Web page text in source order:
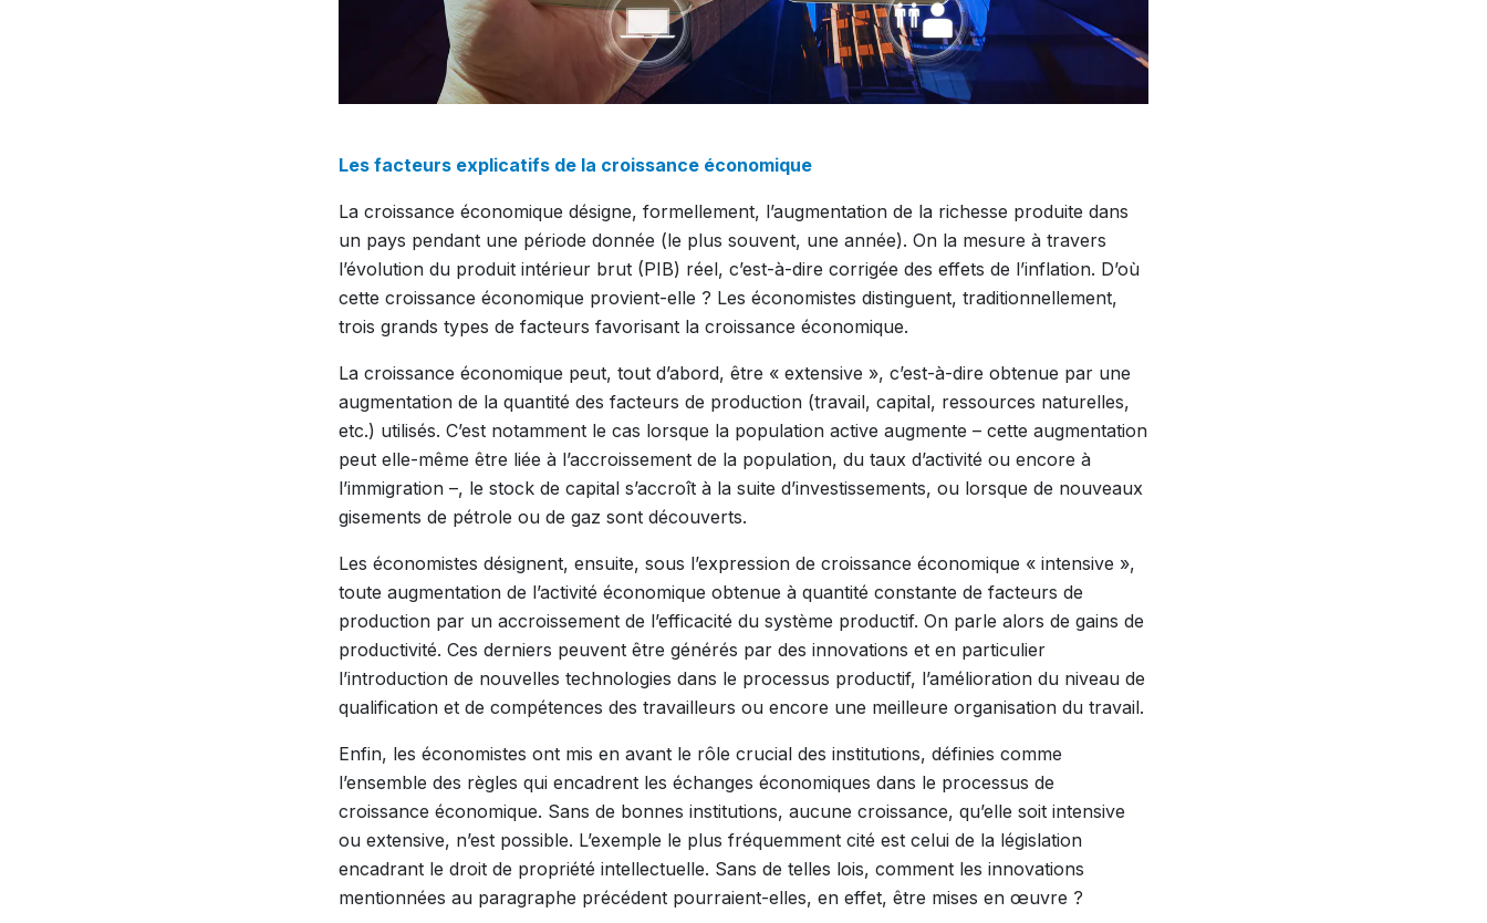
Les facteurs explicatifs de la croissance économique
La croissance économique désigne, formellement, l’augmentation de la richesse produite dans
un pays pendant une période donnée (le plus souvent, une année). On la mesure à travers
l’évolution du produit intérieur brut (PIB) réel, c’est-à-dire corrigée des effets de l’inflation. D’où
cette croissance économique provient-elle ? Les économistes distinguent, traditionnellement,
trois grands types de facteurs favorisant la croissance économique.
La croissance économique peut, tout d’abord, être « extensive », c’est-à-dire obtenue par une
augmentation de la quantité des facteurs de production (travail, capital, ressources naturelles,
etc.) utilisés. C’est notamment le cas lorsque la population active augmente – cette augmentation
peut elle-même être liée à l’accroissement de la population, du taux d’activité ou encore à
l’immigration –, le stock de capital s’accroît à la suite d’investissements, ou lorsque de nouveaux
gisements de pétrole ou de gaz sont découverts.
Les économistes désignent, ensuite, sous l’expression de croissance économique « intensive »,
toute augmentation de l’activité économique obtenue à quantité constante de facteurs de
production par un accroissement de l’efficacité du système productif. On parle alors de gains de
productivité. Ces derniers peuvent être générés par des innovations et en particulier
l’introduction de nouvelles technologies dans le processus productif, l’amélioration du niveau de
qualification et de compétences des travailleurs ou encore une meilleure organisation du travail.
Enfin, les économistes ont mis en avant le rôle crucial des institutions, définies comme
l’ensemble des règles qui encadrent les échanges économiques dans le processus de
croissance économique. Sans de bonnes institutions, aucune croissance, qu’elle soit intensive
ou extensive, n’est possible. L’exemple le plus fréquemment cité est celui de la législation
encadrant le droit de propriété intellectuelle. Sans de telles lois, comment les innovations
mentionnées au paragraphe précédent pourraient-elles, en effet, être mises en œuvre ?